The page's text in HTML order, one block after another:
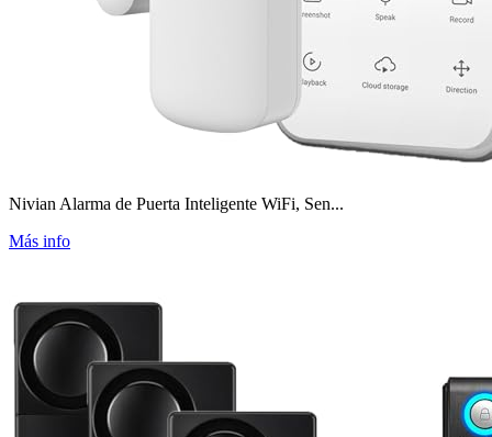
Nivian Alarma de Puerta Inteligente WiFi, Sen...
Más info